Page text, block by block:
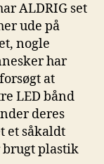
ALDRIG set
ude på
nogle
har
at
LED bånd
deres
et såkaldt
brugt plastik